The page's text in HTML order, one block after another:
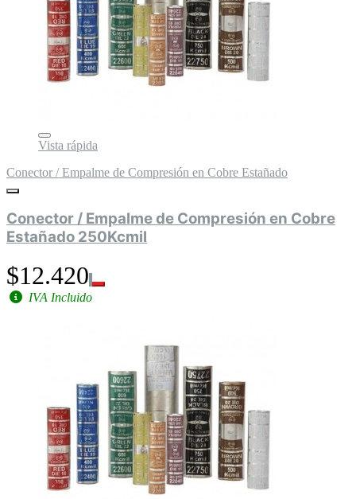
Vista rápida
Conector / Empalme de Compresión en Cobre Estañado
Conector / Empalme de Compresión en Cobre
Estañado 250Kcmil
$12.420
IVA Incluido